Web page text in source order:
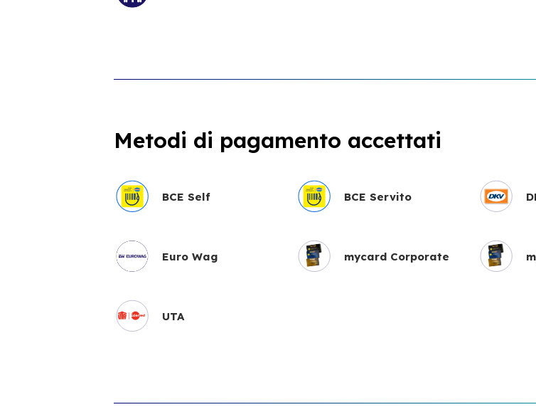
Metodi di pagamento accettati
BCE Self BCE Servito
Euro Wag mycard Corporate
UTA